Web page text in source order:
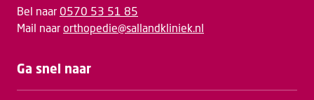
Bel naar 0570 53 51 85
Mail naar orthopedie@sallandkliniek.nl
Ga snel naar